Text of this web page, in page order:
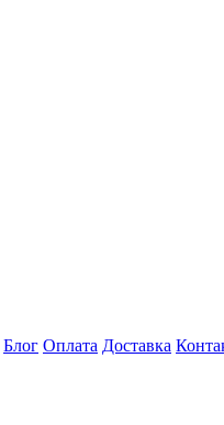
Блог Оплата Доставка